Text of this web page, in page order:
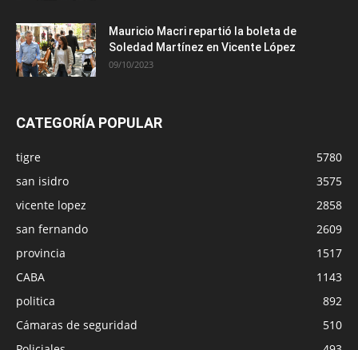
Mauricio Macri repartió la boleta de
Soledad Martínez en Vicente López
09/10/2023
CATEGORÍA POPULAR
tigre
5780
san isidro
3575
vicente lopez
2858
san fernando
2609
provincia
1517
CABA
1143
politica
892
Cámaras de seguridad
510